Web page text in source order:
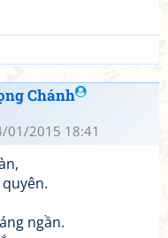
Chánh
01/2015 18:41
ngần.